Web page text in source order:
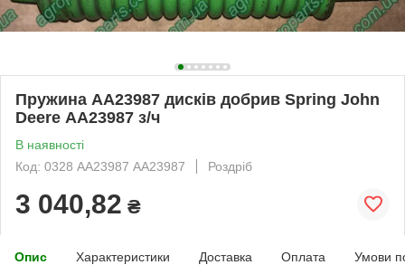
Пружина AA23987 дисків добрив Spring John
Deere АА23987 з/ч
В наявності
Код: 0328 AA23987 АА23987
Роздріб
3 040,82 ₴
Опис Характеристики Доставка Оплата Умови